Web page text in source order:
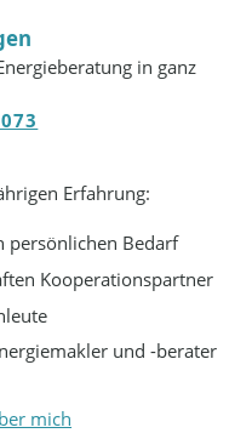
in ganz
Erfahrung:
persönlichen Bedarf
Kooperationspartner
und -berater
mich